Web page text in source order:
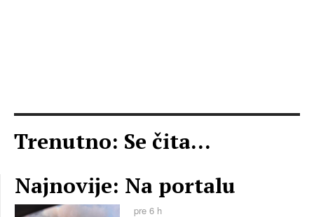
Trenutno: Se čita...
Najnovije: Na portalu
pre 6 h